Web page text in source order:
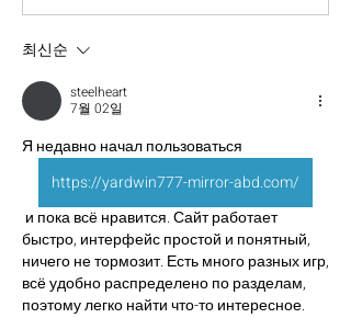
최신순
steelheart
7월 02일
Я недавно начал пользоваться
https://yardwin777-mirror-abd.com/
и пока всё нравится. Сайт работает
быстро, интерфейс простой и понятный,
ничего не тормозит. Есть много разных игр,
всё удобно распределено по разделам,
поэтому легко найти что-то интересное.